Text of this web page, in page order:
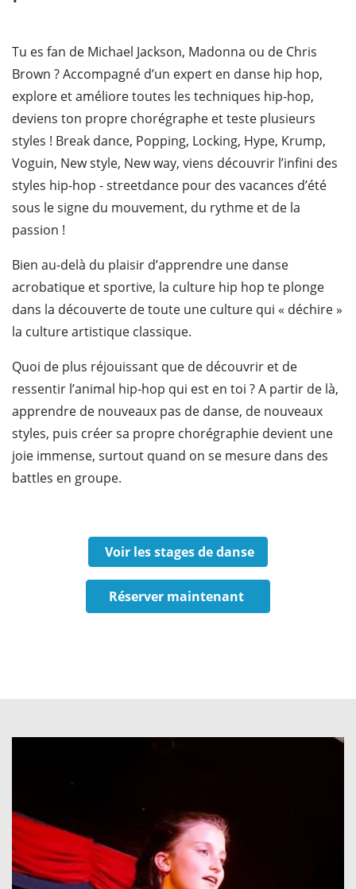
Tu es fan de Michael Jackson, Madonna ou de Chris
Brown ? Accompagné d’un expert en danse hip hop,
explore et améliore toutes les techniques hip-hop,
deviens ton propre chorégraphe et teste plusieurs
styles ! Break dance, Popping, Locking, Hype, Krump,
Voguin, New style, New way, viens découvrir l’infini des
styles hip-hop - streetdance pour des vacances d’été
sous le signe du mouvement, du rythme et de la
passion !
Bien au-delà du plaisir d’apprendre une danse
acrobatique et sportive, la culture hip hop te plonge
dans la découverte de toute une culture qui « déchire »
la culture artistique classique.
Quoi de plus réjouissant que de découvrir et de
ressentir l’animal hip-hop qui est en toi ? A partir de là,
apprendre de nouveaux pas de danse, de nouveaux
styles, puis créer sa propre chorégraphie devient une
joie immense, surtout quand on se mesure dans des
battles en groupe.
Voir les stages de danse
Réserver maintenant